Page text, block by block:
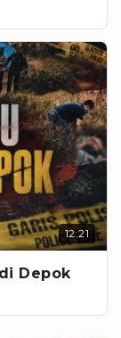
12:21
Depok